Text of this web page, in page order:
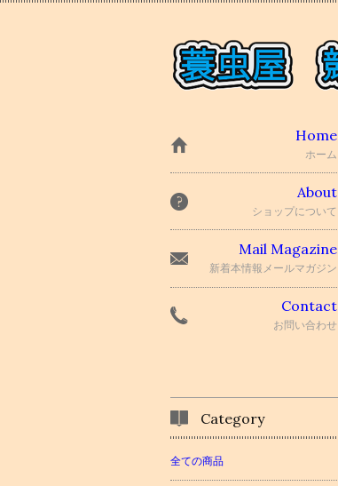
Home
ホーム
About
ショップについて
Mail Magazine
新着本情報メールマガジン
Contact
お問い合わせ
Category
全ての商品